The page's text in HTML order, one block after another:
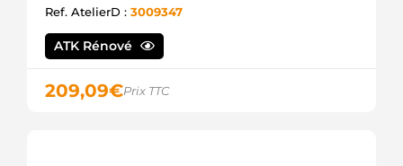
Ref. AtelierD : 3009347
ATK Rénové
209,09€Prix TTC